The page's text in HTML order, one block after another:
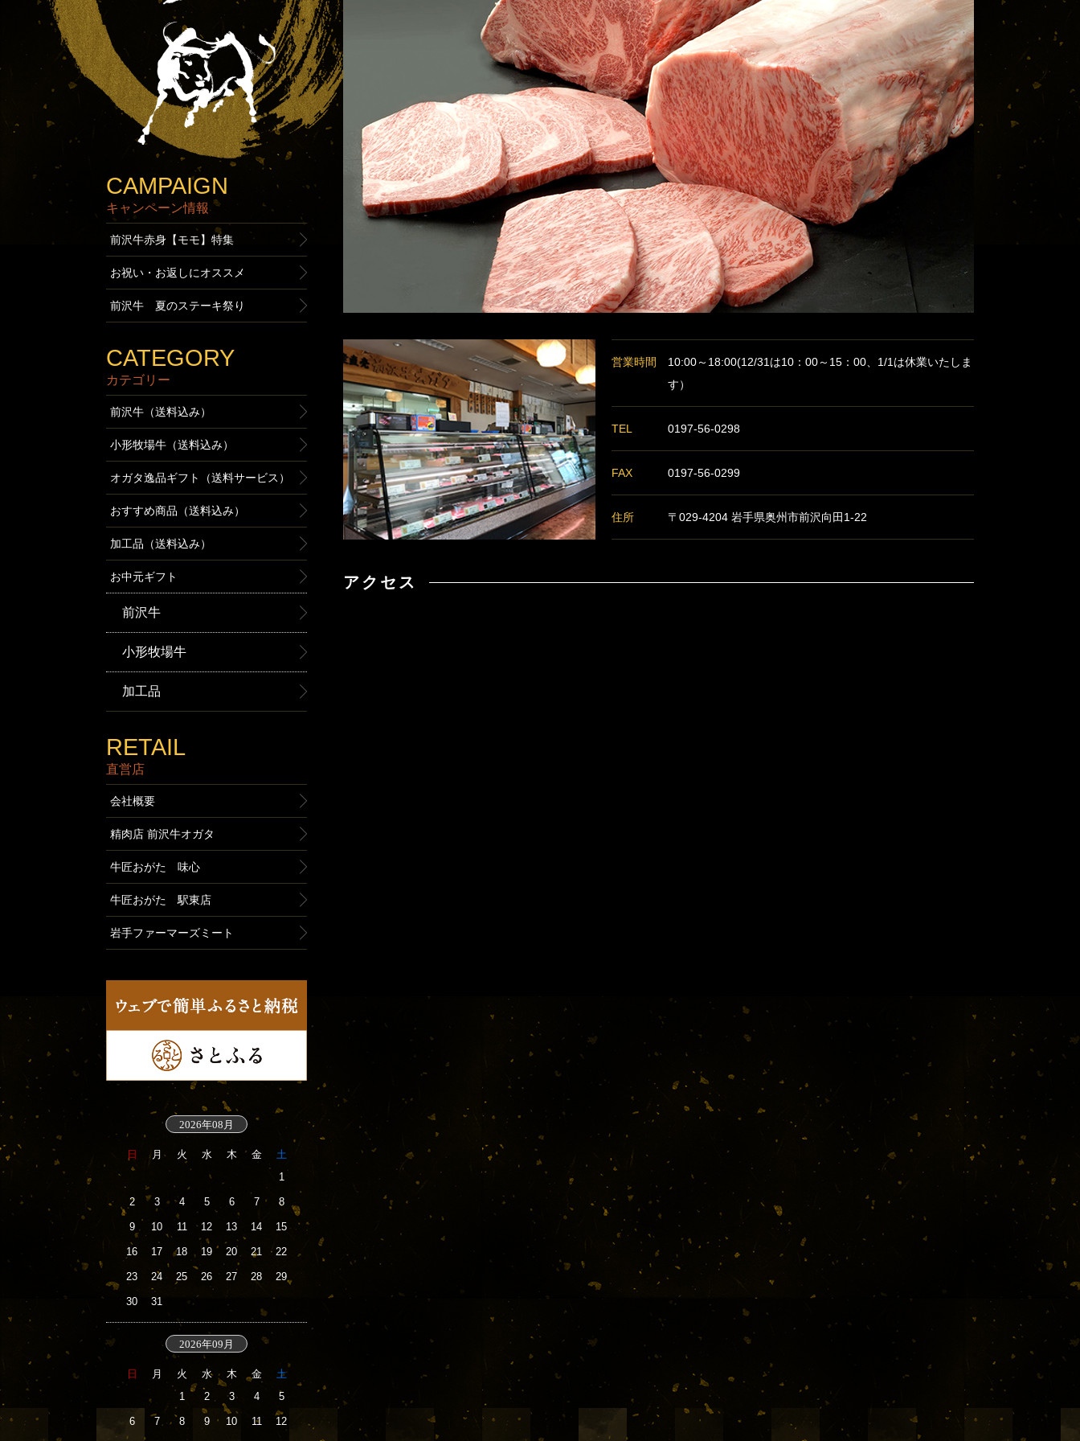
営業時間
10:00～18:00(12/31は10：00～15：00、1/1は休業いたしま
す）
TEL 0197-56-0298
FAX 0197-56-0299
住所 〒029-4204 岩手県奥州市前沢向田1-22
アクセス
CAMPAIGN
キャンペーン情報
前沢牛赤身【モモ】特集
お祝い・お返しにオススメ
前沢牛 夏のステーキ祭り
CATEGORY
カテゴリー
前沢牛（送料込み）
小形牧場牛（送料込み）
オガタ逸品ギフト（送料サービス）
おすすめ商品（送料込み）
加工品（送料込み）
お中元ギフト
前沢牛
小形牧場牛
加工品
RETAIL
直営店
会社概要
精肉店 前沢牛オガタ
牛匠おがた 味心
牛匠おがた 駅東店
岩手ファーマーズミート
2026年08月
日 月 火 水 木 金
土
1
2 3 4 5 6 7 8
9 10 11 12 13 14 15
16 17 18 19 20 21 22
23 24 25 26 27 28 29
30 31
2026年09月
日 月 火 水 木 金
土
1
2 3 4 5
6 7 8 9 10 11 12